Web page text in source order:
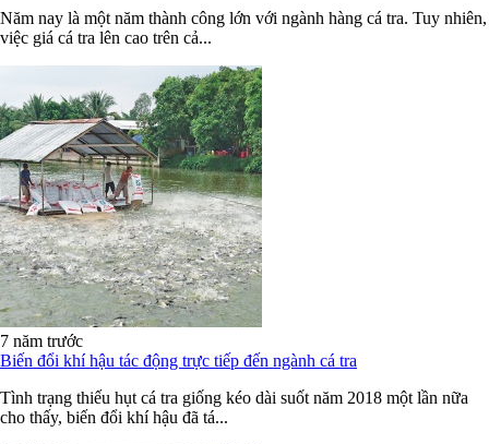
Năm nay là một năm thành công lớn với ngành hàng cá tra. Tuy nhiên,
việc giá cá tra lên cao trên cả...
7 năm trước
Biến đổi khí hậu tác động trực tiếp đến ngành cá tra
Tình trạng thiếu hụt cá tra giống kéo dài suốt năm 2018 một lần nữa
cho thấy, biến đổi khí hậu đã tá...